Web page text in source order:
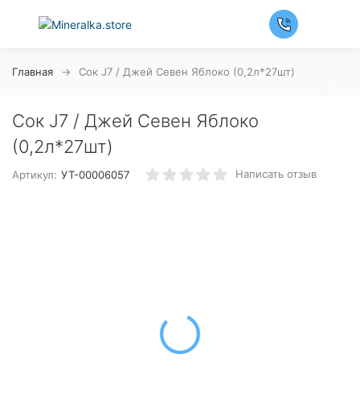
Главная Сок J7 / Джей Севен Яблоко (0,2л*27шт)
Сок J7 / Джей Севен Яблоко
(0,2л*27шт)
Артикул: УТ-00006057 Написать отзыв